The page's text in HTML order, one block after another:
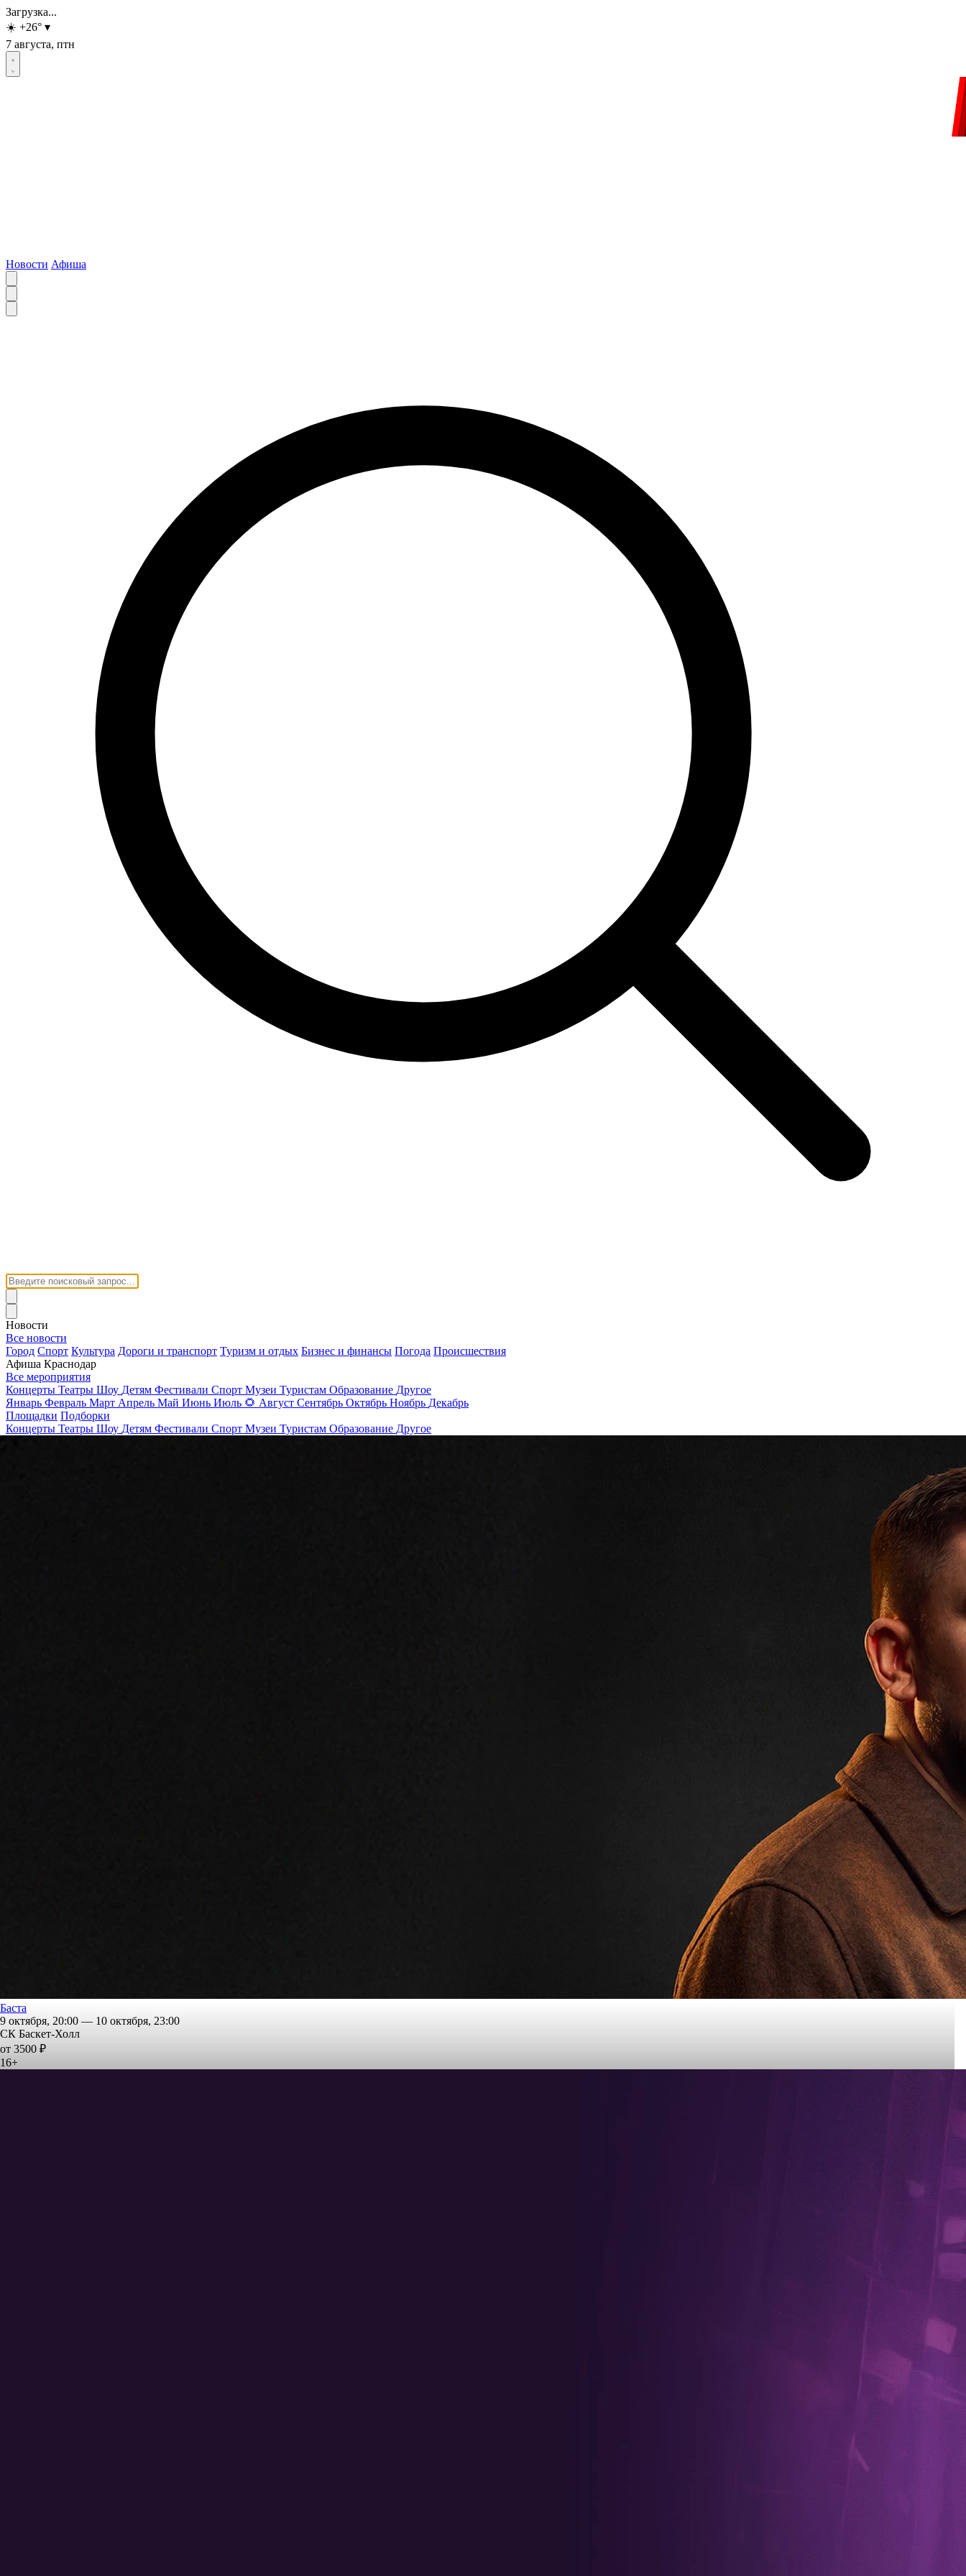
Загрузка...
☀️ +26° ▾
7 августа, птн
Новости Афиша
Новости
Все новости
Город Спорт Культура Дороги и транспорт Туризм и отдых Бизнес и финансы Погода Происшествия
Афиша Краснодар
Все мероприятия
Концерты Театры Шоу Детям Фестивали Спорт Музеи Туристам Образование Другое
Январь Февраль Март Апрель Май Июнь Июль 🌻 Август Сентябрь Октябрь Ноябрь Декабрь
Площадки Подборки
Концерты Театры Шоу Детям Фестивали Спорт Музеи Туристам Образование Другое
Баста
9 октября, 20:00 — 10 октября, 23:00
СК Баскет-Холл
от 3500 ₽
16+